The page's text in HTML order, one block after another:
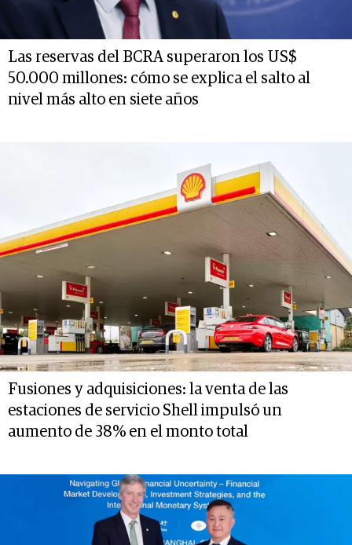
Las reservas del BCRA superaron los US$
50.000 millones: cómo se explica el salto al
nivel más alto en siete años
Fusiones y adquisiciones: la venta de las
estaciones de servicio Shell impulsó un
aumento de 38% en el monto total